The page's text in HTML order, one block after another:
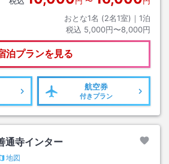
おとな1名 (2名1室)｜ 1泊
税込 5,000円〜8,000円
泊プランを見る
航空券
付きプラン
通寺インター
地図